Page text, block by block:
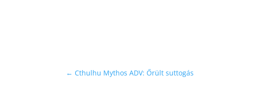
← Cthulhu Mythos ADV: Őrült suttogás